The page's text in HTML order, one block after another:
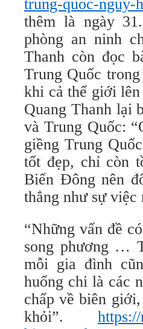
trung-quoc-nguy-
thêm là ngày
phòng an ninh
Thanh còn đọc
Trung Quốc
khi cả thế giới
Quang Thanh lại
và Trung Quốc:
giềng Trung
tốt đẹp, chỉ còn
Biển Đông nên
thẳng như sự việc
“Những vấn đề
song phương …
mỗi gia đình
huống chi là các
chấp về biên
khỏi”.